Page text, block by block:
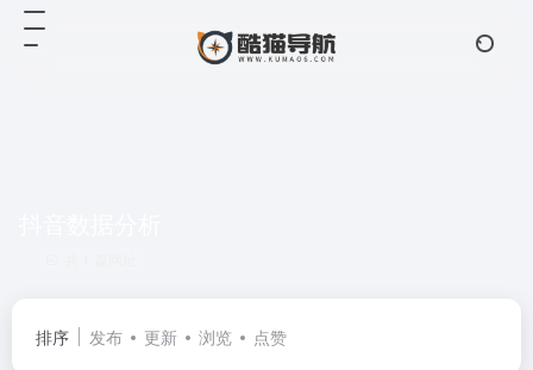
排序 发布 更新 浏览 点赞